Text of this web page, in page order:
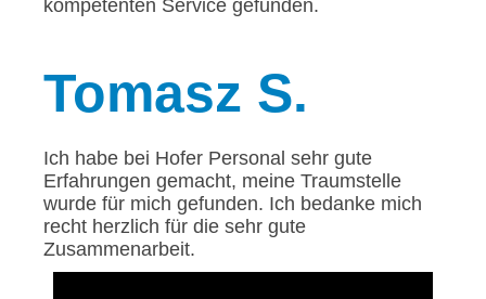
kompetenten Service gefunden.
Tomasz S.
Ich habe bei Hofer Personal sehr gute
Erfahrungen gemacht, meine Traumstelle
wurde für mich gefunden. Ich bedanke mich
recht herzlich für die sehr gute
Zusammenarbeit.